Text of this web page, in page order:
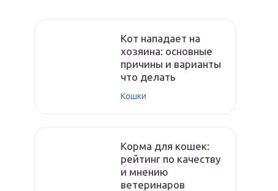
Кот нападает на
хозяина: основные
причины и варианты
что делать
Кошки
Корма для кошек:
рейтинг по качеству
и мнению
ветеринаров